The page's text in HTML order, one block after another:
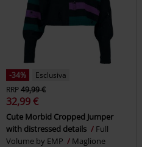
-34%
Esclusiva
RRP49,99 €
32,99 €
Cute Morbid Cropped Jumper
with distressed details
Full
Volume by EMP
Maglione